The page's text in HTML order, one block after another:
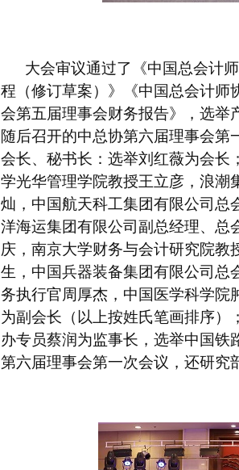
大会审议通过了《中国总会计
程（修订草案）》 《中国总会计师
会第五届理事会财务报告》，选举
随后召开的中总协第六届理事会第
会长、秘书长 ： 选举刘红薇为会长
学光华管理学院教授王立彦，浪潮
灿，中国航天科工集团有限公司总
洋海运集团有限公司副总经理、总
庆，南京大学财务与会计研究院教
生，中国兵器装备集团有限公司总
务执行官周厚杰，中国医学科学院
为副会长（以上按姓氏笔画排序）
办专员蔡润为监事长 ， 选举中国铁
第六届理事会第一次会议，还研究